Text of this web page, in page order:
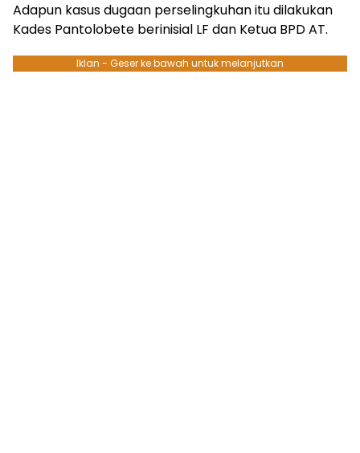
Adapun kasus dugaan perselingkuhan itu dilakukan
Kades Pantolobete berinisial LF dan Ketua BPD AT.
Iklan - Geser ke bawah untuk melanjutkan